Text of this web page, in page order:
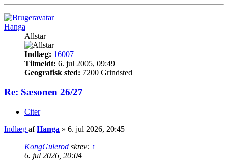
Hanga
Allstar
Indlæg: 16007
Tilmeldt: 6. jul 2005, 09:49
Geografisk sted: 7200 Grindsted
Re: Sæsonen 26/27
Citer
Indlæg afHanga » 6. jul 2026, 20:45
KongGulerod skrev: ↑
6. jul 2026, 20:04